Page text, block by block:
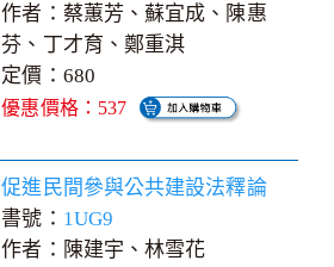
作者：蔡蕙芳、蘇宜成、陳惠
芬、丁才育、鄭重淇
定價：680
優惠價格：537
促進民間參與公共建設法釋論
書號： 1UG9
作者：陳建宇、林雪花